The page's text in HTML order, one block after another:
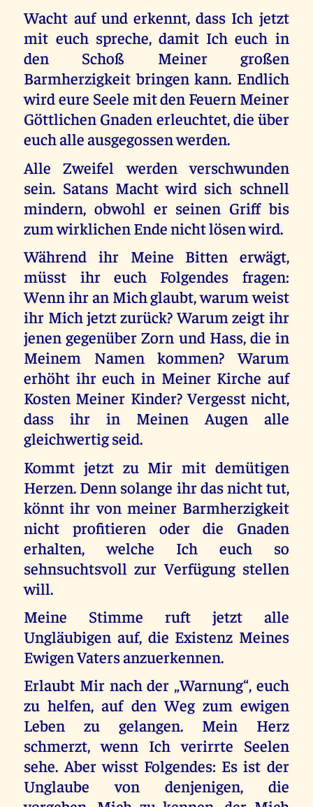
Wacht auf und erkennt, dass Ich jetzt
mit euch spreche, damit Ich euch in
den Schoß Meiner großen
Barmherzigkeit bringen kann. Endlich
wird eure Seele mit den Feuern Meiner
Göttlichen Gnaden erleuchtet, die über
euch alle ausgegossen werden.
Alle Zweifel werden verschwunden
sein. Satans Macht wird sich schnell
mindern, obwohl er seinen Griff bis
zum wirklichen Ende nicht lösen wird.
Während ihr Meine Bitten erwägt,
müsst ihr euch Folgendes fragen:
Wenn ihr an Mich glaubt, warum weist
ihr Mich jetzt zurück? Warum zeigt ihr
jenen gegenüber Zorn und Hass, die in
Meinem Namen kommen? Warum
erhöht ihr euch in Meiner Kirche auf
Kosten Meiner Kinder? Vergesst nicht,
dass ihr in Meinen Augen alle
gleichwertig seid.
Kommt jetzt zu Mir mit demütigen
Herzen. Denn solange ihr das nicht tut,
könnt ihr von meiner Barmherzigkeit
nicht profitieren oder die Gnaden
erhalten, welche Ich euch so
sehnsuchtsvoll zur Verfügung stellen
will.
Meine Stimme ruft jetzt alle
Ungläubigen auf, die Existenz Meines
Ewigen Vaters anzuerkennen.
Erlaubt Mir nach der „Warnung“, euch
zu helfen, auf den Weg zum ewigen
Leben zu gelangen. Mein Herz
schmerzt, wenn Ich verirrte Seelen
sehe. Aber wisst Folgendes: Es ist der
Unglaube von denjenigen, die